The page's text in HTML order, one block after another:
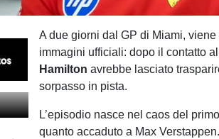
A due giorni dal GP di Miami,
immagini ufficiali: dopo il contatto
Hamilton avrebbe lasciato
sorpasso in pista.
L’episodio nasce nel caos del
quanto accaduto a Max